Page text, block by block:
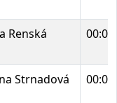
Renská
Strnadová